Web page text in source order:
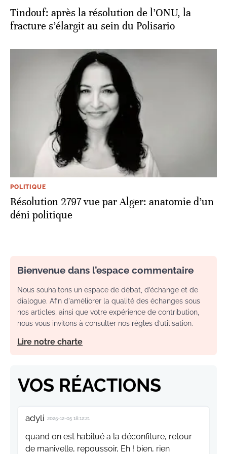
Tindouf: après la résolution de l’ONU, la
fracture s’élargit au sein du Polisario
POLITIQUE
Résolution 2797 vue par Alger: anatomie d’un
déni politique
Bienvenue dans l’espace commentaire
Nous souhaitons un espace de débat, d’échange et de
dialogue. Afin d'améliorer la qualité des échanges sous
nos articles, ainsi que votre expérience de contribution,
nous vous invitons à consulter nos règles d’utilisation.
Lire notre charte
VOS RÉACTIONS
adyli 2025-12-05 18:12:21
quand on est habitué a la déconfiture, retour
de manivelle, repoussoir, Eh ! bien, rien